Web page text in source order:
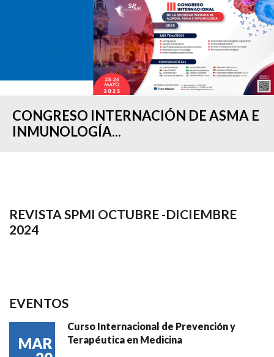
CONGRESO INTERNACIÓN DE ASMA E
INMUNOLOGÍA...
REVISTA SPMI OCTUBRE -DICIEMBRE
2024
EVENTOS
MAR
Curso Internacional de Prevención y
Terapéutica en Medicina